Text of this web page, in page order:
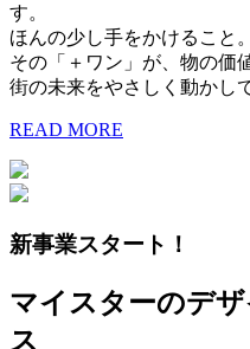
す。
ほんの少し手をかけること
その「＋ワン」が、物の価
街の未来をやさしく動かし
READ MORE
新事業スタート！
マイスターのデ
ス